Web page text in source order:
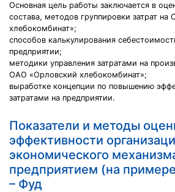
Основная цель работы заключается в
состава, методов группировки затрат
хлебокомбинат»;
способов калькулирования
предприятии;
методики управления затратами на
ОАО «Орловский хлебокомбинат»;
выработке концепции по повышению
затратами на предприятии.
Показатели и методы
эффективности
экономического
предприятием (на
– Фуд